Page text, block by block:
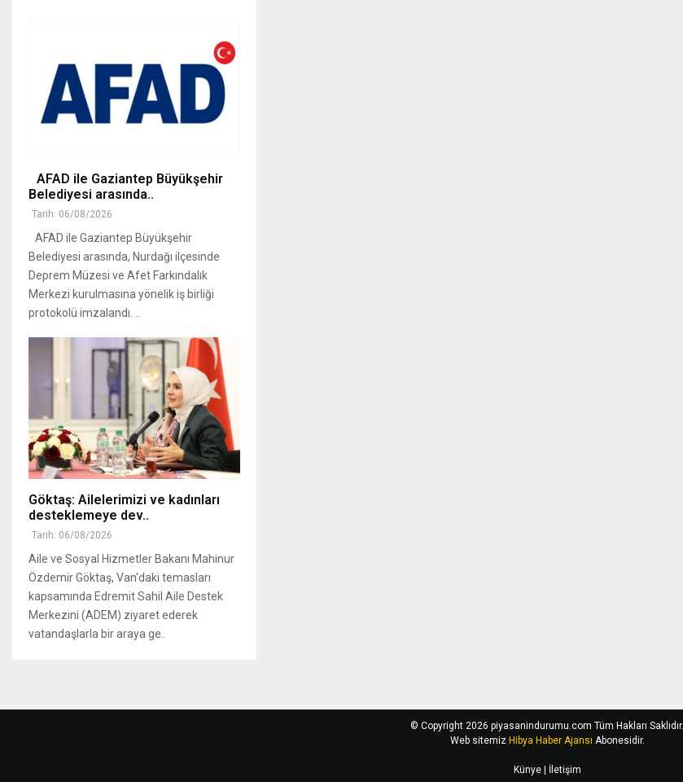
AFAD ile Gaziantep Büyükşehir
Belediyesi arasında..
Tarih: 06/08/2026
AFAD ile Gaziantep Büyükşehir
Belediyesi arasında, Nurdağı ilçesinde
Deprem Müzesi ve Afet Farkındalık
Merkezi kurulmasına yönelik iş birliği
protokolü imzalandı. ..
Göktaş: Ailelerimizi ve kadınları
desteklemeye dev..
Tarih: 06/08/2026
Aile ve Sosyal Hizmetler Bakanı Mahinur
Özdemir Göktaş, Van'daki temasları
kapsamında Edremit Sahil Aile Destek
Merkezini (ADEM) ziyaret ederek
vatandaşlarla bir araya ge..
© Copyright 2026 piyasanindurumu.com Tüm Hakları Saklıdır.
Web sitemiz Hibya Haber Ajansı Abonesidir.
Künye| İletişim